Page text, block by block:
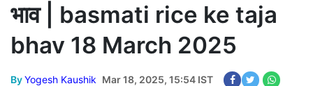
भाव | basmati rice ke taja
bhav 18 March 2025
ByYogesh Kaushik Mar 18, 2025, 15:54 IST